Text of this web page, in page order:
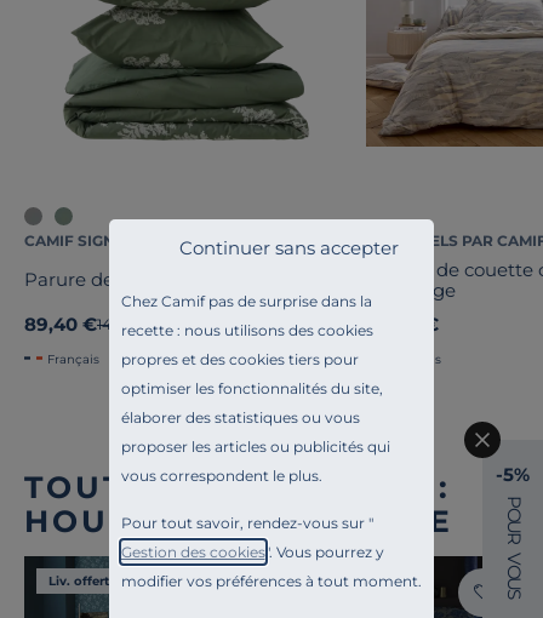
Chez Camif pas de surprise dans la
recette : nous utilisons des cookies
propres et des cookies tiers pour
optimiser les fonctionnalités du site,
élaborer des statistiques ou vous
proposer les articles ou publicités qui
vous correspondent le plus.
Pour tout savoir, rendez-vous sur "
Gestion des cookies". Vous pourrez y
modifier vos préférences à tout moment.
Continuer sans accepter
CAMIF SIGNATURE
Parure de lit percale Angélique
89,40 €Ancien prix
149,00 € -40%
Français
ESSENTIELS PAR
Housse de
Tradilinge
99,00 €
Français
TOUTE NOTRE OFFRE :
HOUSSES DE COUETTE
Liv. offerte Liv. offerte
-5%
P
O
U
R
V
O
U
S